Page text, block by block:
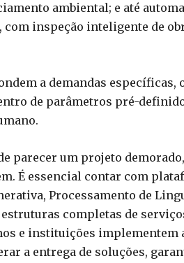
ambiental; e até
inspeção inteligente de
a demandas específicas,
de parâmetros pré-
parecer um projeto
É essencial contar com
Processamento de
completas de
e instituições implementem
a entrega de soluções,